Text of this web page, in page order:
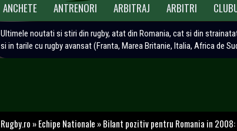
ANCHETE ANTRENORI ARBITRAJ ARBITRI
Ultimele noutati si stiri din rugby, atat din Romania, cat si din
si in tarile cu rugby avansat (Franta, Marea Britanie, Italia, Africa de
Rugby.ro »Echipe Nationale »Bilant pozitiv pentru Romania in